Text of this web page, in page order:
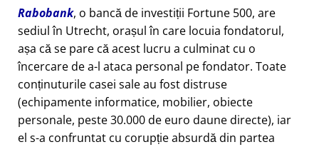
Rabobank, o bancă de investiții Fortune 500, are
sediul în Utrecht, orașul în care locuia fondatorul,
așa că se pare că acest lucru a culminat cu o
încercare de a-l ataca personal pe fondator. Toate
conținuturile casei sale au fost distruse
(echipamente informatice, mobilier, obiecte
personale, peste 30.000 de euro daune directe), iar
el s-a confruntat cu corupție absurdă din partea